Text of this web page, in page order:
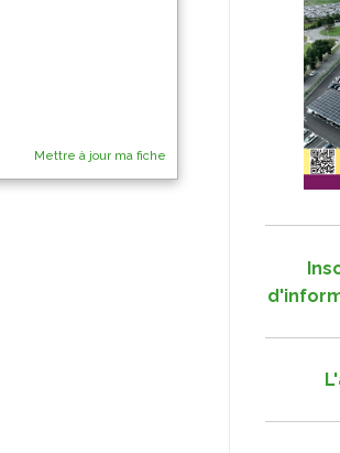
Mettre à jour ma fiche